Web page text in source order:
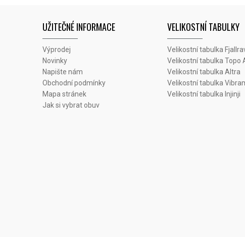
UŽITEČNÉ INFORMACE
Výprodej
Novinky
Napište nám
Obchodní podmínky
Mapa stránek
Jak si vybrat obuv
VELIKOSTNÍ TABULKY
Velikostní tabulka
Velikostní tabulka Topo
Velikostní tabulka Altra
Velikostní tabulka
Velikostní tabulka Injinji